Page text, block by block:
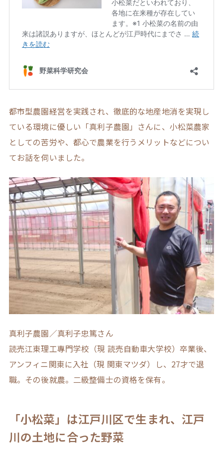
都市型農園経営を実践され、徹底的な地産地消を実現し
ている環境に優しい「真利子農園」さんに、小松菜農家
としての苦労や、都心で農業を行うメリットなどについ
てお話を伺いました。
真利子農園／真利子忠篤さん
読売江東理工專門学校（現 読売自動車大学校）卒業後、
アンフィニ関東に入社（現 関東マツダ）し、27才で退
職。その後就農。二級整備士の資格を保有。
「小松菜」は江戸川区で生まれ、江戸
川の土地に合った野菜